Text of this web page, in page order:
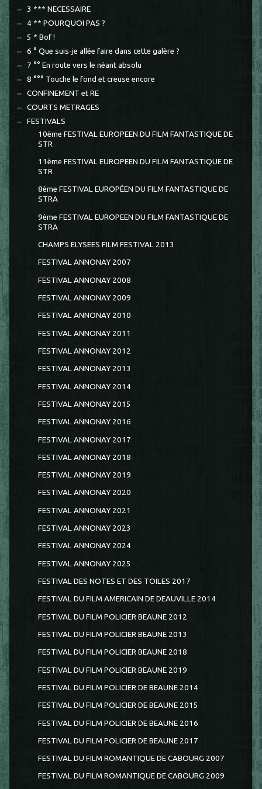
3 *** NECESSAIRE
4 ** POURQUOI PAS ?
5 * Bof !
6 ° Que suis-je allée faire dans cette galère ?
7 °° En route vers le néant absolu
8 °°° Touche le fond et creuse encore
CONFINEMENT et RE
COURTS METRAGES
FESTIVALS
10ème FESTIVAL EUROPEEN DU FILM FANTASTIQUE DE
STR
11ème FESTIVAL EUROPEEN DU FILM FANTASTIQUE DE
STR
8ème FESTIVAL EUROPÉEN DU FILM FANTASTIQUE DE
STRA
9ème FESTIVAL EUROPEEN DU FILM FANTASTIQUE DE
STRA
CHAMPS ELYSEES FILM FESTIVAL 2013
FESTIVAL ANNONAY 2007
FESTIVAL ANNONAY 2008
FESTIVAL ANNONAY 2009
FESTIVAL ANNONAY 2010
FESTIVAL ANNONAY 2011
FESTIVAL ANNONAY 2012
FESTIVAL ANNONAY 2013
FESTIVAL ANNONAY 2014
FESTIVAL ANNONAY 2015
FESTIVAL ANNONAY 2016
FESTIVAL ANNONAY 2017
FESTIVAL ANNONAY 2018
FESTIVAL ANNONAY 2019
FESTIVAL ANNONAY 2020
FESTIVAL ANNONAY 2021
FESTIVAL ANNONAY 2023
FESTIVAL ANNONAY 2024
FESTIVAL ANNONAY 2025
FESTIVAL DES NOTES ET DES TOILES 2017
FESTIVAL DU FILM AMERICAIN DE DEAUVILLE 2014
FESTIVAL DU FILM POLICIER BEAUNE 2012
FESTIVAL DU FILM POLICIER BEAUNE 2013
FESTIVAL DU FILM POLICIER BEAUNE 2018
FESTIVAL DU FILM POLICIER BEAUNE 2019
FESTIVAL DU FILM POLICIER DE BEAUNE 2014
FESTIVAL DU FILM POLICIER DE BEAUNE 2015
FESTIVAL DU FILM POLICIER DE BEAUNE 2016
FESTIVAL DU FILM POLICIER DE BEAUNE 2017
FESTIVAL DU FILM ROMANTIQUE DE CABOURG 2007
FESTIVAL DU FILM ROMANTIQUE DE CABOURG 2009